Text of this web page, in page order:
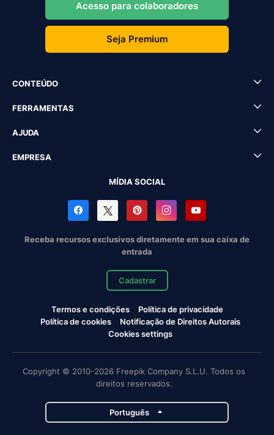
Acesso para colaboradores
Seja Premium
CONTEÚDO
FERRAMENTAS
AJUDA
EMPRESA
MÍDIA SOCIAL
Receba recursos exclusivos diretamente em sua caixa de
entrada
Cadastrar
Termos e condições
Política de privacidade
Política de cookies
Notificação de Direitos Autorais
Cookies settings
Copyright © 2010-2026 Freepik Company S.L.U. Todos os
direitos reservados.
Português